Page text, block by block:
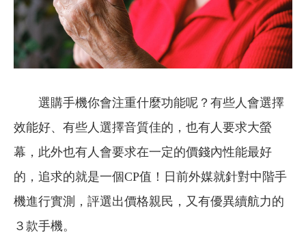
選購手機你會注重什麼功能呢？有些人會選擇
效能好、有些人選擇音質佳的，也有人要求大螢
幕，此外也有人會要求在一定的價錢內性能最好
的，追求的就是一個CP值！日前外媒就針對中階手
機進行實測，評選出價格親民，又有優異續航力的
３款手機。